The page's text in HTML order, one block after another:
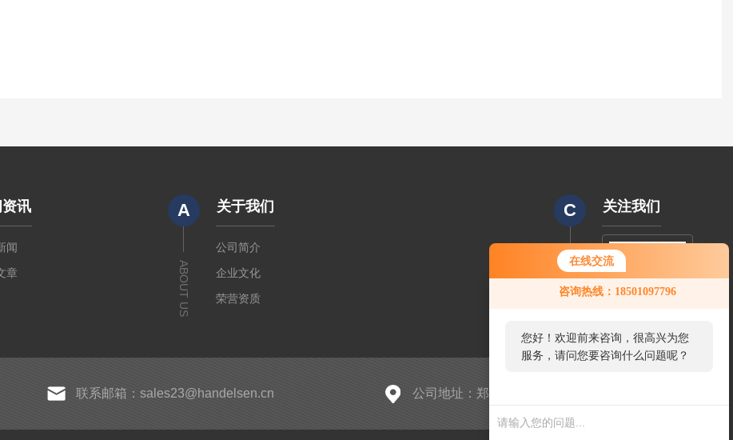
在线交流
咨询热线：18501097796
您好！欢迎前来咨询，很高兴为您
服务，请问您要咨询什么问题呢？
讯
闻
章
A
ABOUT US
关于我们
公司简介
企业文化
荣营资质
C
CODE
关注我们
联系邮箱：sales23@handelsen.cn 公司地址：郑州汉达森